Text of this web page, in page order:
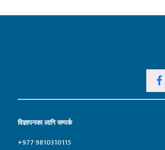
विज्ञापनका लागि सम्पर्क
+977 9810310115